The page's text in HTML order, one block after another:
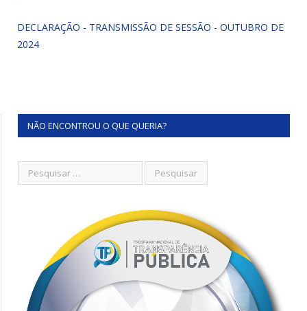
DECLARAÇÃO - TRANSMISSÃO DE SESSÃO - OUTUBRO DE
2024
NÃO ENCONTROU O QUE QUERIA?